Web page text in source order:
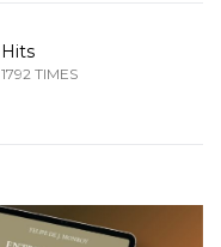
Hits
1792 TIMES